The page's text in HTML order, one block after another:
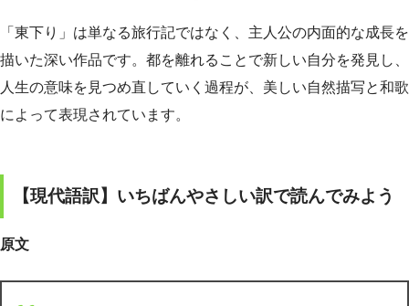
「東下り」は単なる旅行記ではなく、主人公の内面的な成長を
描いた深い作品です。都を離れることで新しい自分を発見し、
人生の意味を見つめ直していく過程が、美しい自然描写と和歌
によって表現されています。
【現代語訳】いちばんやさしい訳で読んでみよう
原文